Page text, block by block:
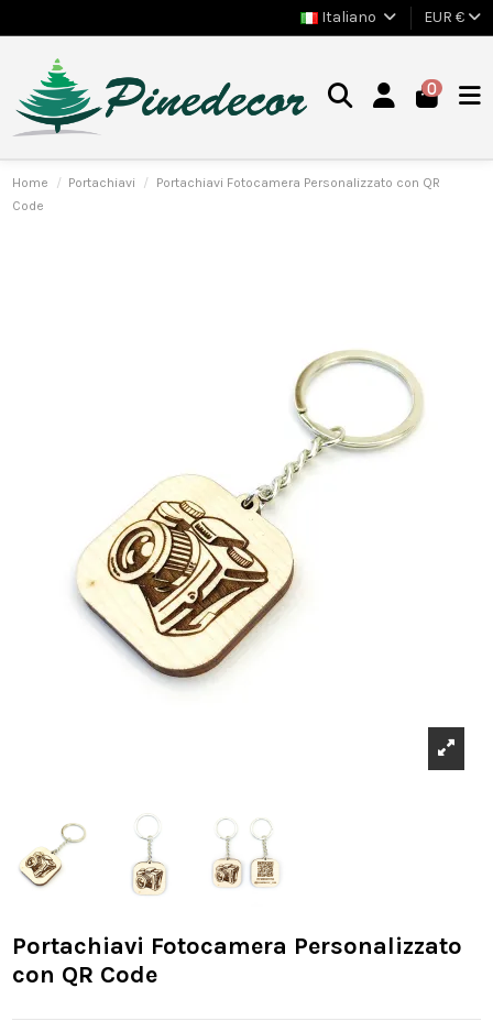
Italiano EUR €
0
Home Portachiavi
Portachiavi Fotocamera Personalizzato con QR
Code
Portachiavi Fotocamera Personalizzato
con QR Code